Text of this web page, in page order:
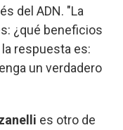
del ADN. "La
¿qué beneficios
respuesta es:
un verdadero
es otro de